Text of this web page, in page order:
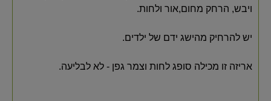
ויבש, הרחק מחום,אור ולחות.
יש להרחיק מהישג ידם של ילדים.
אריזה זו מכילה סופג לחות וצמר גפן - לא לבליעה.